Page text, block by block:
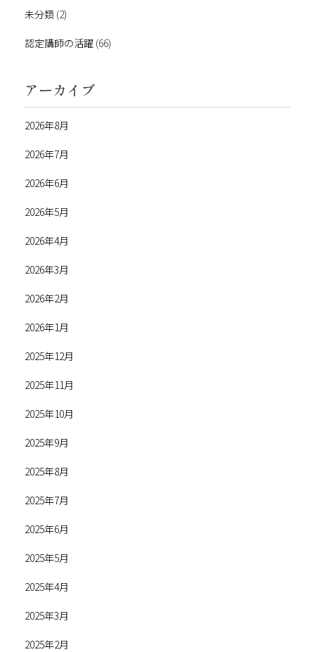
未分類 (2)
認定講師の活躍 (66)
アーカイブ
2026年8月
2026年7月
2026年6月
2026年5月
2026年4月
2026年3月
2026年2月
2026年1月
2025年12月
2025年11月
2025年10月
2025年9月
2025年8月
2025年7月
2025年6月
2025年5月
2025年4月
2025年3月
2025年2月